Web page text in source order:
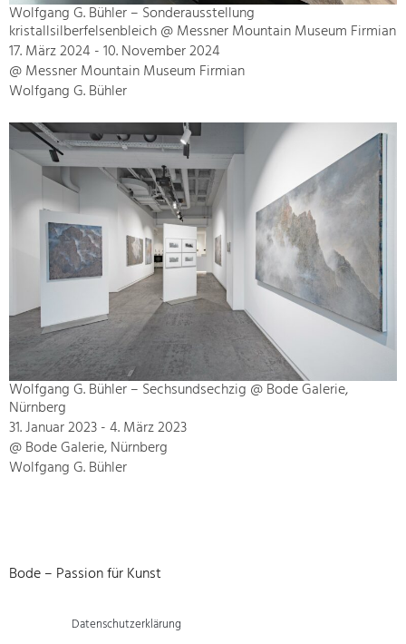
Wolfgang G. Bühler – Sonderausstellung
kristallsilberfelsenbleich @ Messner Mountain Museum Firmian
17. März 2024 - 10. November 2024
@ Messner Mountain Museum Firmian
Wolfgang G. Bühler
Wolfgang G. Bühler – Sechsundsechzig @ Bode Galerie,
Nürnberg
31. Januar 2023 - 4. März 2023
@ Bode Galerie, Nürnberg
Wolfgang G. Bühler
Bode – Passion für Kunst
Datenschutzerklärung